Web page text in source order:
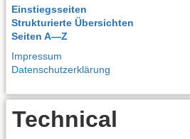
Einstiegsseiten
Strukturierte Übersichten
Seiten A—Z
Impressum
Datenschutzerklärung
Technical